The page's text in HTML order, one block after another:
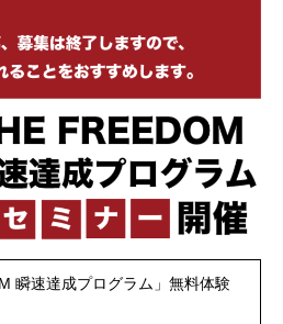
瞬速達成プログラム」無料体験